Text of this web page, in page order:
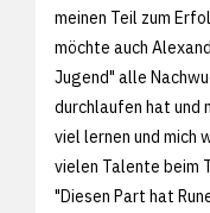
meinen Teil zum
möchte auch
Jugend" alle
durchlaufen hat und
viel lernen und mich
vielen Talente beim
"Diesen Part hat